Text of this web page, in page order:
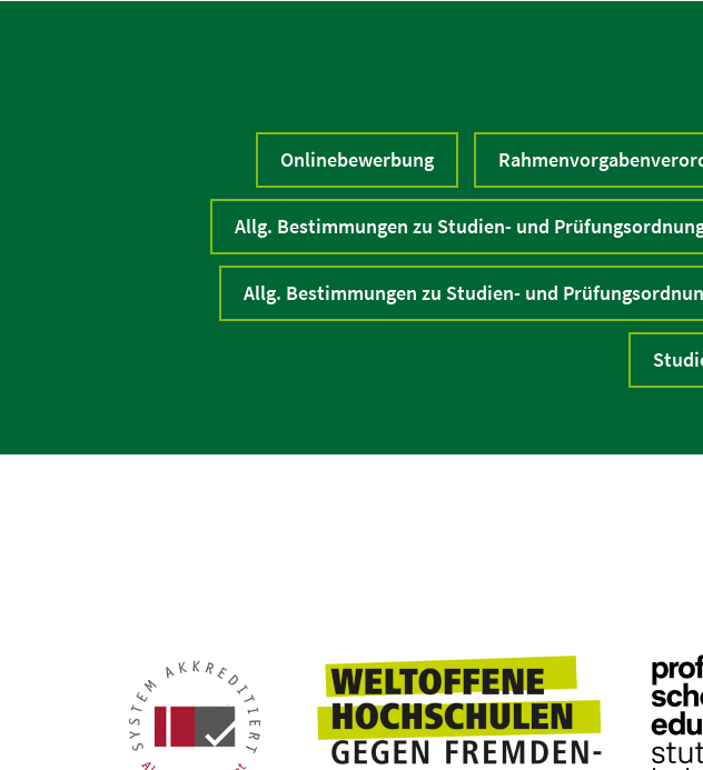
Onlinebewerbung
Allg. Bestimmungen zu Studien- und
Allg. Bestimmungen zu Studien- und